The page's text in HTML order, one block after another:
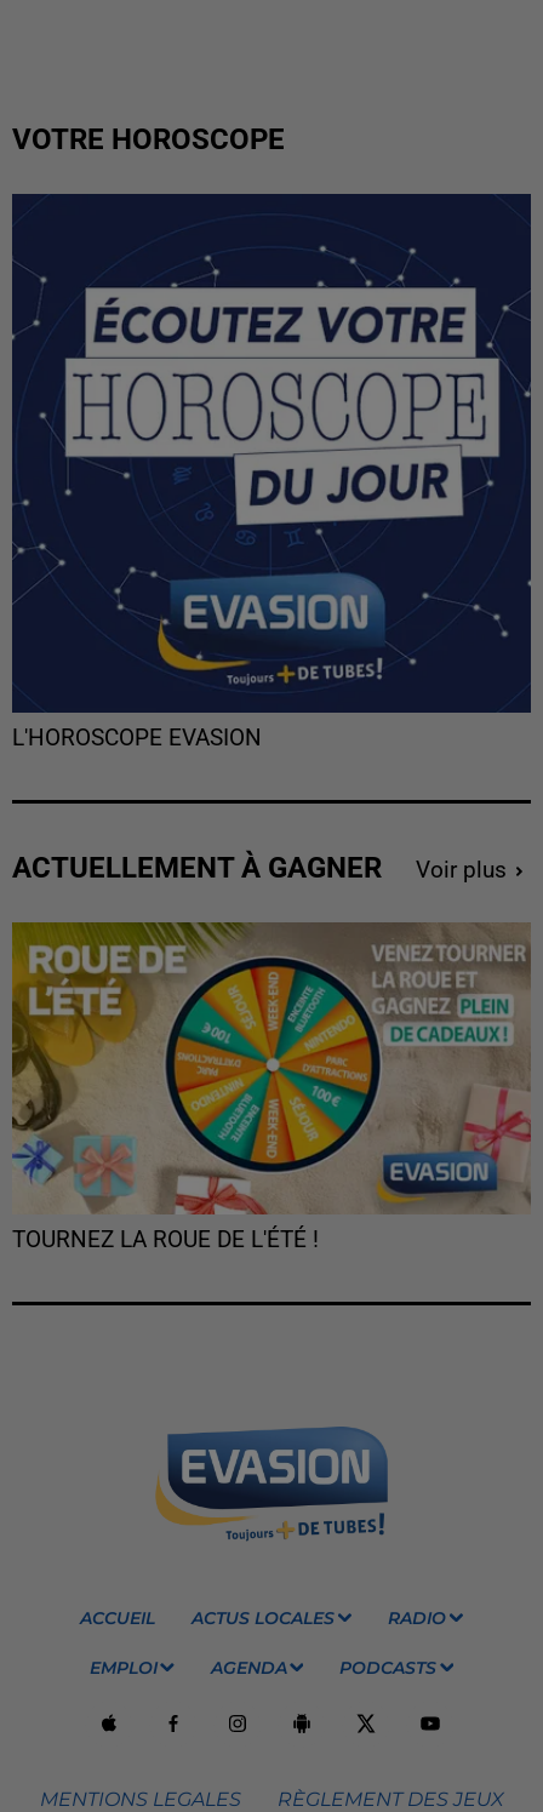
VOTRE HOROSCOPE
L'HOROSCOPE EVASION
ACTUELLEMENT À GAGNER Voir plus
TOURNEZ LA ROUE DE L'ÉTÉ !
ACCUEIL ACTUS LOCALES RADIO
EMPLOI AGENDA PODCASTS
MENTIONS LEGALES RÈGLEMENT DES JEUX